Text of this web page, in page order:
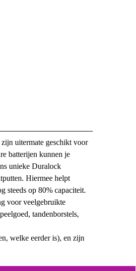
uitermate geschikt voor
batterijen kunnen je
unieke Duralock
Hiermee helpt
steeds op 80% capaciteit.
voor veelgebruikte
tandenborstels,
welke eerder is), en zijn